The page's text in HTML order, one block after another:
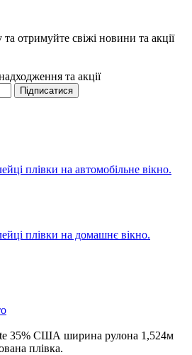
отримуйте свіжі новини та акції
та акції
плівки на автомобільне вікно.
плівки на домашнє вікно.
35% США ширина рулона 1,524м
плівка.